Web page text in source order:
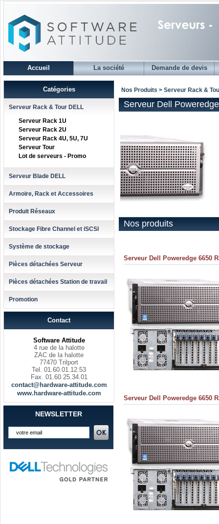
Accueil La société Demande de devis
Catégories
Serveur Rack & Tour DELL
Serveur Rack 1U
Serveur Rack 2U
Serveur Rack 4U, 5U, 7U
Serveur Tour
Lot de serveurs - Promo
Serveur Blade DELL
Armoire, Rack et Accessoires
Produit Réseaux
Stockage Fibre Channel et iSCSI
Système de stockage
Pièces détachées Serveur
Pièces détachées Station de travail
Promotion
Contact
Software Attitude
4 rue de la halotte
ZAC de la halotte
77470 Trilport
Tel. 01.60.01.12.53
Fax. 01.60.25.34.01
contact@hardware-attitude.com
www.hardware-attitude.com
NEWSLETTER
Nos Produits > Serveur Rack &
Serveur Dell
Nos produits
Serveur Dell Poweredge 6650
Serveur Dell Poweredge 6650